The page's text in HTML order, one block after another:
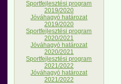
Sportfejlesztési program
2019/2020
Jóváhagyó határozat
2019/2020
Sportfejlesztési program
2020/2021
Jóváhagyó határozat
2020/2021
Sportfejlesztési program
2021/2022
Jóváhagyó határozat
2021/2022